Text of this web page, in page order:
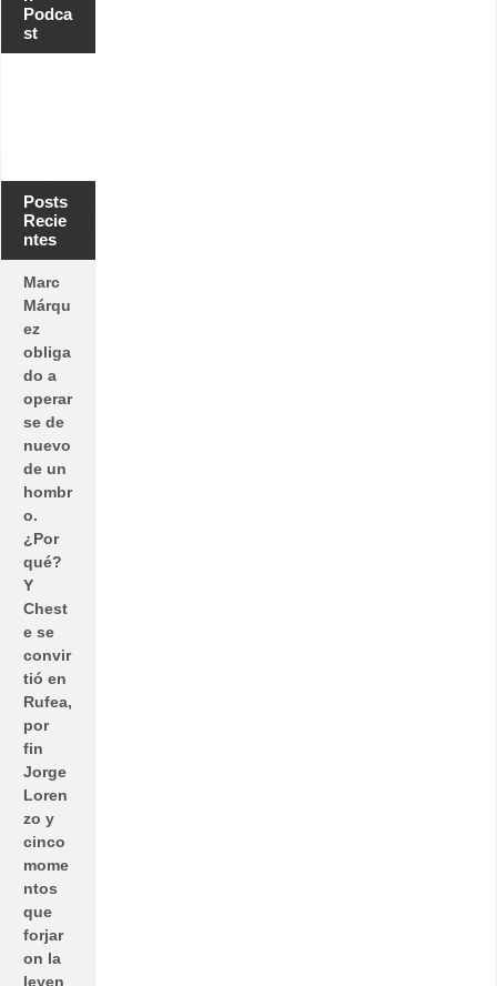
Podca
st
Posts
Recie
ntes
Marc
Márqu
ez
obliga
do a
operar
se de
nuevo
de un
hombr
o.
¿Por
qué?
Y
Chest
e se
convir
tió en
Rufea,
por
fin
Jorge
Loren
zo y
cinco
mome
ntos
que
forjar
on la
leyen